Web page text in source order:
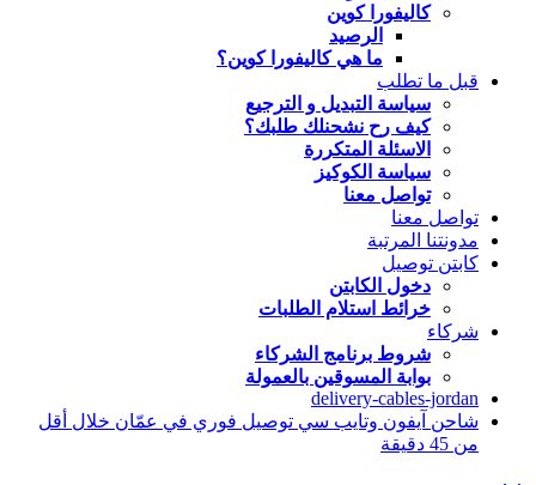
كاليفورا كوين
الرصيد
ما هي كاليفورا كوين؟
قبل ما تطلب
سياسة التبديل و الترجيع
كيف رح نشحنلك طلبك؟
الاسئلة المتكررة
سياسة الكوكيز
تواصل معنا
تواصل معنا
مدونتنا المرتبة
كابتن توصيل
دخول الكابتن
خرائط استلام الطلبات
شركاء
شروط برنامج الشركاء
بوابة المسوقين بالعمولة
delivery-cables-jordan
شاحن آيفون وتايب سي توصيل فوري في عمّان خلال أقل
من 45 دقيقة